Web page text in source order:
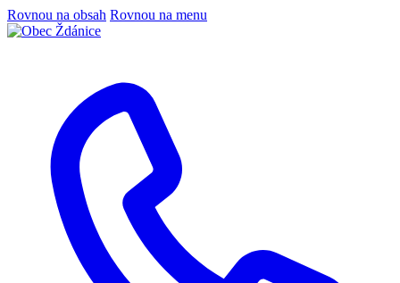
Rovnou na obsah Rovnou na menu